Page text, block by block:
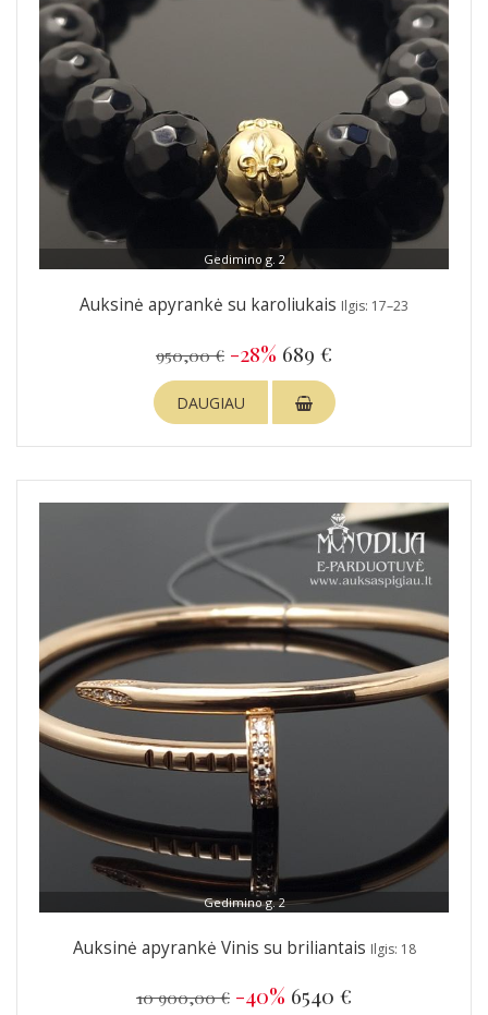
Gedimino g. 2
Auksinė apyrankė su karoliukais Ilgis: 17–23
950,00 € -28% 689 €
DAUGIAU
Gedimino g. 2
Auksinė apyrankė Vinis su briliantais Ilgis: 18
10 900,00 € -40% 6540 €